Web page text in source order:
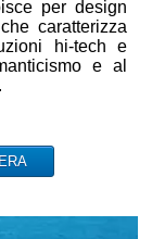
per design
caratterizza
hi-tech e
e al